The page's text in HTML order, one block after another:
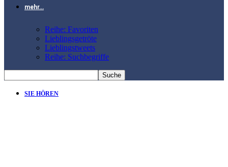
mehr…
Reihe: Favoriten
Lieblingsgetröte
Lieblingstweets
Reihe: Suchbegriffe
SIE HÖREN